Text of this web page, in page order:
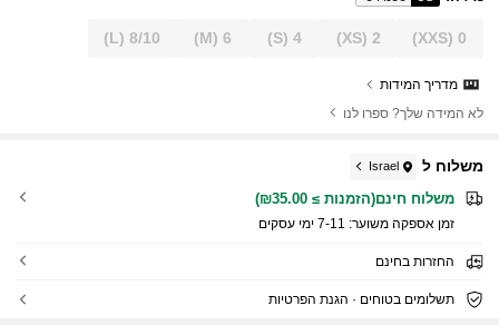
0
(XXS)
2
(XS)
4
(S)
6
(M)
8/10
(L)
מדריך המידות
לא המידה שלך? ספרו לנו
משלוח ל Israel
משלוח חינם(הזמנות ≥ ₪35.00)
זמן אספקה ​​משוער: 7-11 ימי עסקים
החזרות בחינם
תשלומים בטוחים · הגנת הפרטיות